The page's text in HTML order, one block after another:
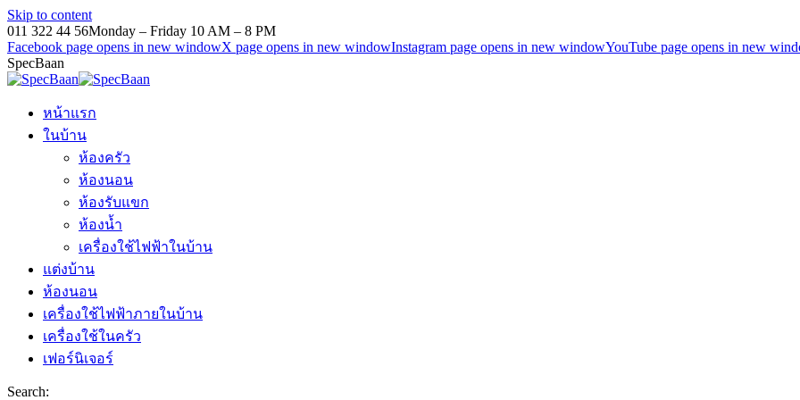
Skip to content
011 322 44 56Monday – Friday 10 AM – 8 PM
Facebook page opens in new windowX page opens in new windowInstagram page opens in new windowYouTube page opens in new
SpecBaan
หน้าแรก
ในบ้าน
ห้องครัว
ห้องนอน
ห้องรับแขก
ห้องน้ำ
เครื่องใช้ไฟฟ้าในบ้าน
แต่งบ้าน
ห้องนอน
เครื่องใช้ไฟฟ้าภายในบ้าน
เครื่องใช้ในครัว
เฟอร์นิเจอร์
Search: